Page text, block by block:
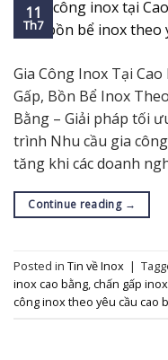
11
Th7
Gia Công Inox Tại
Gấp, Bồn Bể Inox
Bằng – Giải pháp tối
trình Nhu cầu gia
tăng khi các doanh
Continue reading →
Posted in Tin về Inox |
inox cao bằng,chấn gấp
công inox theo yêu cầu cao